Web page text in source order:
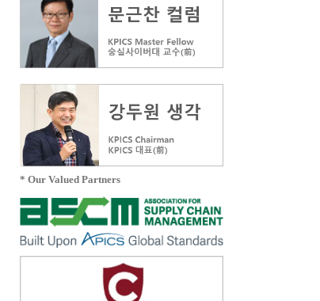
* Our Valued Partners